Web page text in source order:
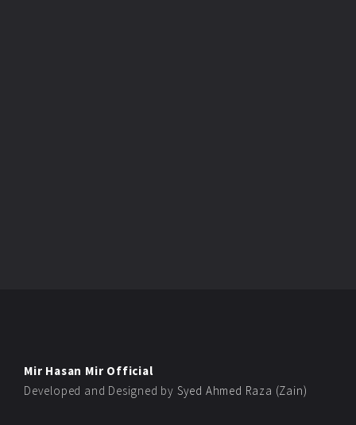
Mir Hasan Mir Official
Developed and Designed by Syed Ahmed Raza (Zain)